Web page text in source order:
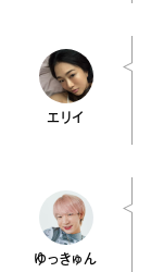
エリイ
ゆっきゅん